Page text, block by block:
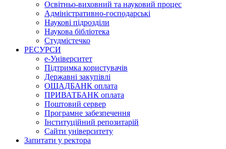
Освітньо-виховний та науковий процес
Адміністративно-господарські
Наукові підрозділи
Наукова бібліотека
Студмістечко
РЕСУРСИ
е-Університет
Підтримка користувачів
Державні закупівлі
ОЩАДБАНК оплата
ПРИВАТБАНК оплата
Поштовий сервер
Програмне забезпечення
Інституційний репозитарій
Сайти університету
Запитати у ректора